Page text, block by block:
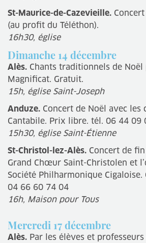
St-Maurice-de-Cazevieille.
(au profit du Téléthon).
16h30, église
Dimanche 14 décembre
Alès. Chants traditionnels de
Magnificat. Gratuit.
15h, église Saint-Joseph
Anduze. Concert de Noël avec
Cantabile. Prix libre. tél. 06 44 09
15h30, église Saint-Étienne
St-Christol-lez-Alès. Concert de
Grand Chœur Saint-Christolen et
Société Philharmonique Cigaloise.
04 66 60 74 04
16h, Maison pour Tous
Mercredi 17 décembre
Alès. Par les élèves et